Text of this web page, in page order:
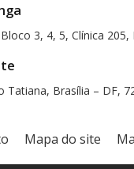
3, 4, 5, Clínica
Tatiana, Brasília – DF,
Mapa do site